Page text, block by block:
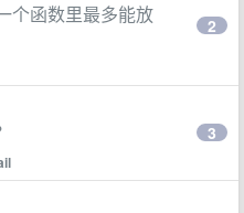
个函数里最多能放
2
3